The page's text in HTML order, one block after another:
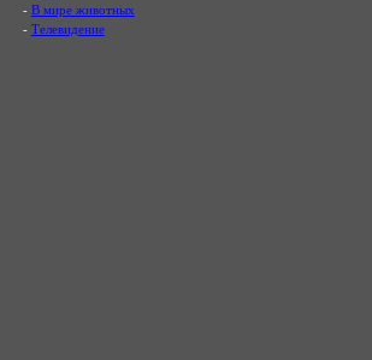
- В мире животных
- Телевидение